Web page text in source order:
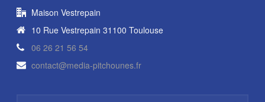
Maison Vestrepain
10 Rue Vestrepain 31100 Toulouse
06 26 21 56 54
contact@media-pitchounes.fr